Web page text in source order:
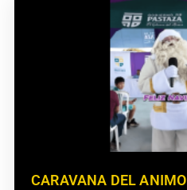
CARAVANA DEL ANIMO